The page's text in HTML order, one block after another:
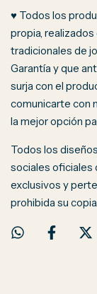
♥ Todos los
propia,
tradicionales de
Garantía y que
surja con el
comunicarte con
la mejor opción
Todos los
sociales oficiales
exclusivos y
prohibida su copia.